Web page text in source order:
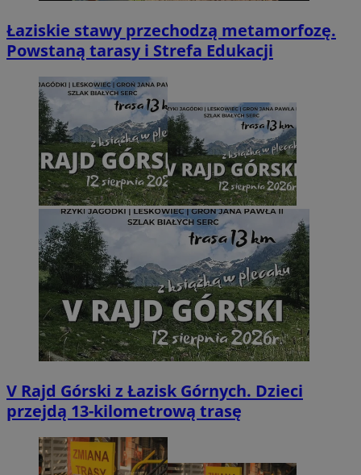
Łaziskie stawy przechodzą metamorfozę.
Powstaną tarasy i Strefa Edukacji
V Rajd Górski z Łazisk Górnych. Dzieci
przejdą 13-kilometrową trasę